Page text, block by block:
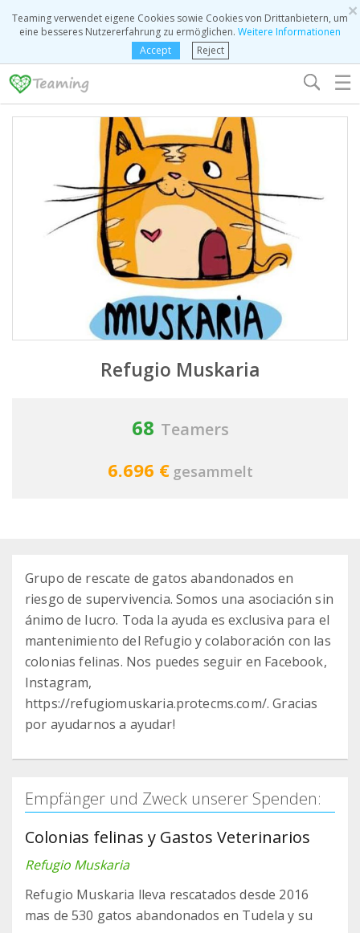
×
Teaming verwendet eigene Cookies sowie Cookies von Drittanbietern, um
eine besseres Nutzererfahrung zu ermöglichen. Weitere Informationen
Accept
Reject
☰
Refugio Muskaria
68 Teamers
6.696 € gesammelt
Grupo de rescate de gatos abandonados en
riesgo de supervivencia. Somos una asociación sin
ánimo de lucro. Toda la ayuda es exclusiva para el
mantenimiento del Refugio y colaboración con las
colonias felinas. Nos puedes seguir en Facebook,
Instagram,
https://refugiomuskaria.protecms.com/. Gracias
por ayudarnos a ayudar!
Empfänger und Zweck unserer Spenden:
Colonias felinas y Gastos Veterinarios
Refugio Muskaria
Refugio Muskaria lleva rescatados desde 2016
mas de 530 gatos abandonados en Tudela y su